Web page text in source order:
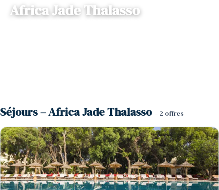
Africa Jade Thalasso
Séjours – Africa Jade Thalasso – 2 offres